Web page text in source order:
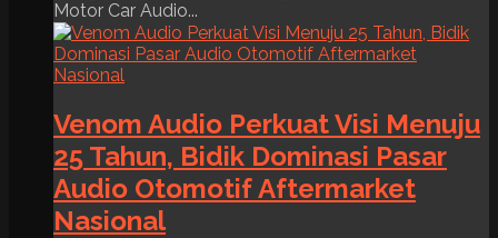
Motor Car Audio...
Venom Audio Perkuat Visi Menuju
25 Tahun, Bidik Dominasi Pasar
Audio Otomotif Aftermarket
Nasional